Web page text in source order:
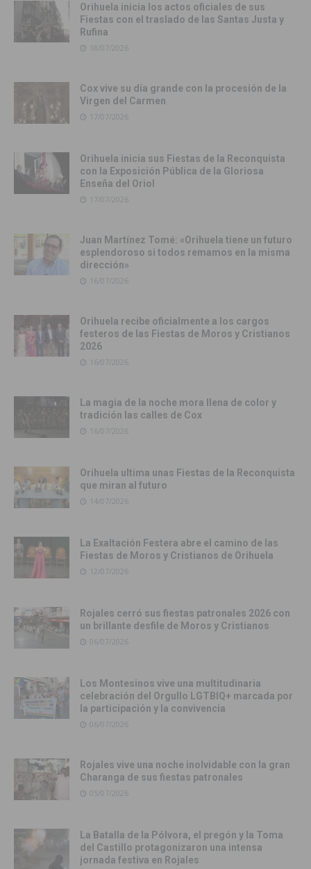
Orihuela inicia los actos oficiales de sus
Fiestas con el traslado de las Santas Justa y
Rufina
18/07/2026
Cox vive su día grande con la procesión de la
Virgen del Carmen
17/07/2026
Orihuela inicia sus Fiestas de la Reconquista
con la Exposición Pública de la Gloriosa
Enseña del Oriol
17/07/2026
Juan Martínez Tomé: «Orihuela tiene un futuro
esplendoroso si todos remamos en la misma
dirección»
16/07/2026
Orihuela recibe oficialmente a los cargos
festeros de las Fiestas de Moros y Cristianos
2026
16/07/2026
La magia de la noche mora llena de color y
tradición las calles de Cox
16/07/2026
Orihuela ultima unas Fiestas de la Reconquista
que miran al futuro
14/07/2026
La Exaltación Festera abre el camino de las
Fiestas de Moros y Cristianos de Orihuela
12/07/2026
Rojales cerró sus fiestas patronales 2026 con
un brillante desfile de Moros y Cristianos
06/07/2026
Los Montesinos vive una multitudinaria
celebración del Orgullo LGTBIQ+ marcada por
la participación y la convivencia
06/07/2026
Rojales vive una noche inolvidable con la gran
Charanga de sus fiestas patronales
05/07/2026
La Batalla de la Pólvora, el pregón y la Toma
del Castillo protagonizaron una intensa
jornada festiva en Rojales